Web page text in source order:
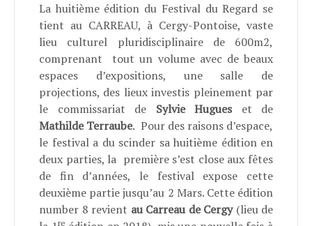
La huitième édition du Festival du Regard se
tient au CARREAU, à Cergy-Pontoise, vaste
lieu culturel pluridisciplinaire de 600m2,
comprenant tout un volume avec de beaux
espaces d’expositions, une salle de
projections, des lieux investis pleinement par
le commissariat de Sylvie Hugueset de
Mathilde Terraube. Pour des raisons d’espace,
le festival a du scinder sa huitième édition en
deux parties, la première s’est close aux fêtes
de fin d’années, le festival expose cette
deuxième partie jusqu’au 2 Mars. Cette édition
number 8 revient au Carreau de Cergy(lieu de
re